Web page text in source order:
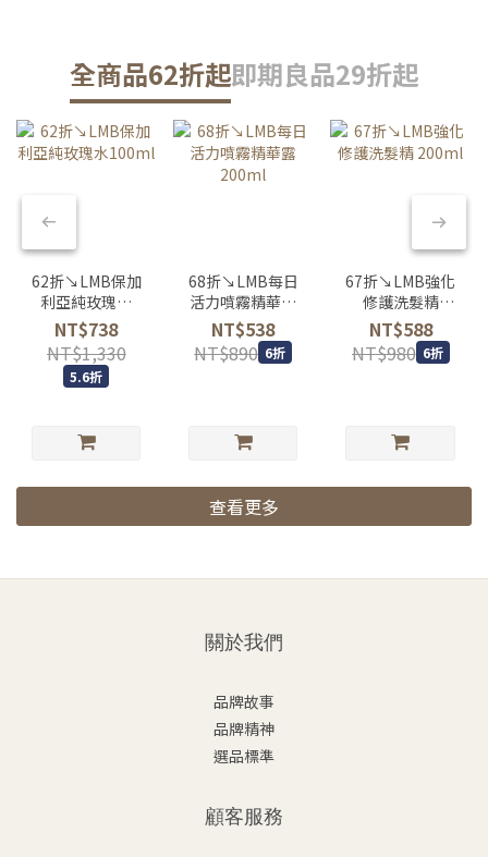
全商品62折起即期良品29折起
62折↘LMB保加
利亞純玫瑰水
100ml
NT$738
NT$1,330
5.6折
68折↘LMB每日
活力噴霧精華露
200ml
NT$538
NT$890 6折
67折↘LMB強化
修護洗髮精
200ml
NT$588
NT$980 6折
查看更多
關於我們
品牌故事
品牌精神
選品標準
顧客服務